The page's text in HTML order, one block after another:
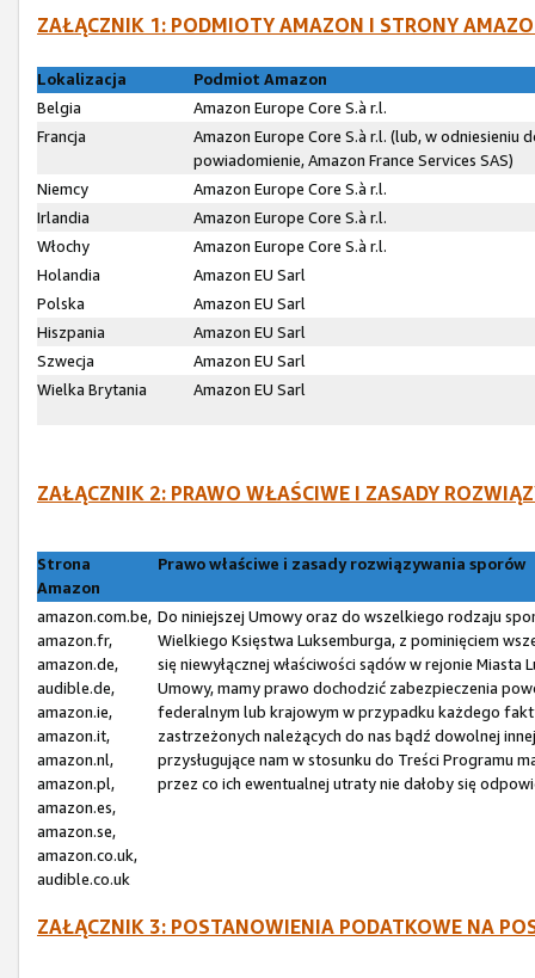
ZAŁĄCZNIK 1: PODMIOTY AMAZON I STRONY
Lokalizacja
Podmiot Amazon
Belgia
Amazon Europe Core S.à r.l.
Francja
Amazon Europe Core S.à r.l. (lub, w
powiadomienie, Amazon France Services SAS)
Niemcy
Amazon Europe Core S.à r.l.
Irlandia
Amazon Europe Core S.à r.l.
Włochy
Amazon Europe Core S.à r.l.
Holandia
Amazon EU Sarl
Polska
Amazon EU Sarl
Hiszpania
Amazon EU Sarl
Szwecja
Amazon EU Sarl
Wielka Brytania
Amazon EU Sarl
ZAŁĄCZNIK 2: PRAWO WŁAŚCIWE I ZASADY
Strona
Amazon
Prawo właściwe i zasady rozwiązywania sporów
amazon.com.be,
amazon.fr,
amazon.de,
audible.de,
amazon.ie,
amazon.it,
amazon.nl,
amazon.pl,
amazon.es,
amazon.se,
amazon.co.uk,
audible.co.uk
Do niniejszej Umowy oraz do wszelkiego rodzaju
Wielkiego Księstwa Luksemburga, z pominięciem
się niewyłącznej właściwości sądów w rejonie
Umowy, mamy prawo dochodzić zabezpieczenia
federalnym lub krajowym w przypadku każdego
zastrzeżonych należących do nas bądź dowolnej
przysługujące nam w stosunku do Treści Programu
przez co ich ewentualnej utraty nie dałoby się
ZAŁĄCZNIK 3: POSTANOWIENIA PODATKOWE NA